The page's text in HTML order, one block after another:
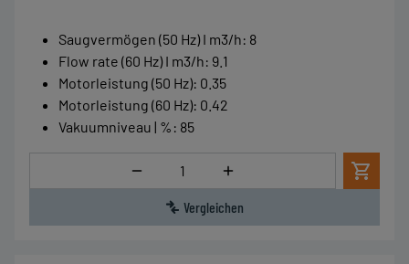
Saugvermögen (50 Hz) I m3/h: 8
Flow rate (60 Hz) I m3/h: 9.1
Motorleistung (50 Hz): 0.35
Motorleistung (60 Hz): 0.42
Vakuumniveau | % : 85
Menge
Vergleichen